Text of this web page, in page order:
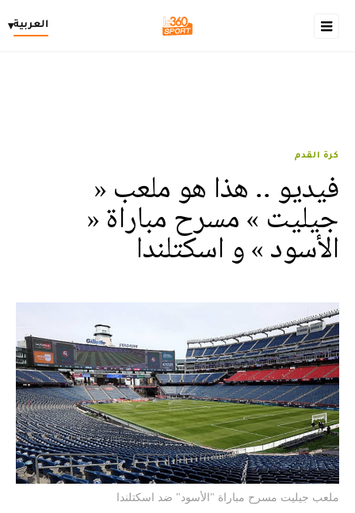
العربية▾
كرة القدم
فيديو .. هذا هو ملعب «
جيليت » مسرح مباراة «
الأسود » و اسكتلندا
ملعب جيليت مسرح مباراة "الأسود" ضد اسكتلندا